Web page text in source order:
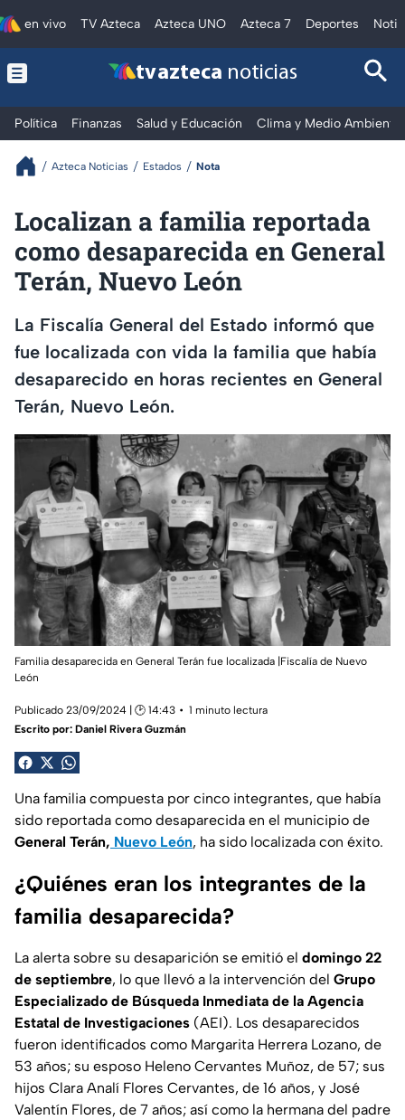
en vivo TV Azteca Azteca UNO Azteca 7 Deportes
tv azteca noticias
Política Finanzas Salud y Educación Clima y Medio Ambiente
Azteca Noticias Estados Nota
Localizan a familia reportada
como desaparecida en General
Terán, Nuevo León
La Fiscalía General del Estado informó que
fue localizada con vida la familia que había
desaparecido en horas recientes en General
Terán, Nuevo León.
Familia desaparecida en General Terán fue localizada |Fiscalía de Nuevo
León
Publicado 23/09/2024 | 🕑 14:43
1 minuto lectura
Escrito por: Daniel Rivera Guzmán
Una familia compuesta por cinco integrantes, que había
sido reportada como desaparecida en el municipio de
General Terán, Nuevo León, ha sido localizada con éxito.
¿Quiénes eran los integrantes de la
familia desaparecida?
La alerta sobre su desaparición se emitió el domingo 22
de septiembre, lo que llevó a la intervención del Grupo
Especializado de Búsqueda Inmediata de la Agencia
Estatal de Investigaciones (AEI). Los desaparecidos
fueron identificados como Margarita Herrera Lozano, de
53 años; su esposo Heleno Cervantes Muñoz, de 57; sus
hijos Clara Analí Flores Cervantes, de 16 años, y José
Valentín Flores, de 7 años; así como la hermana del padre